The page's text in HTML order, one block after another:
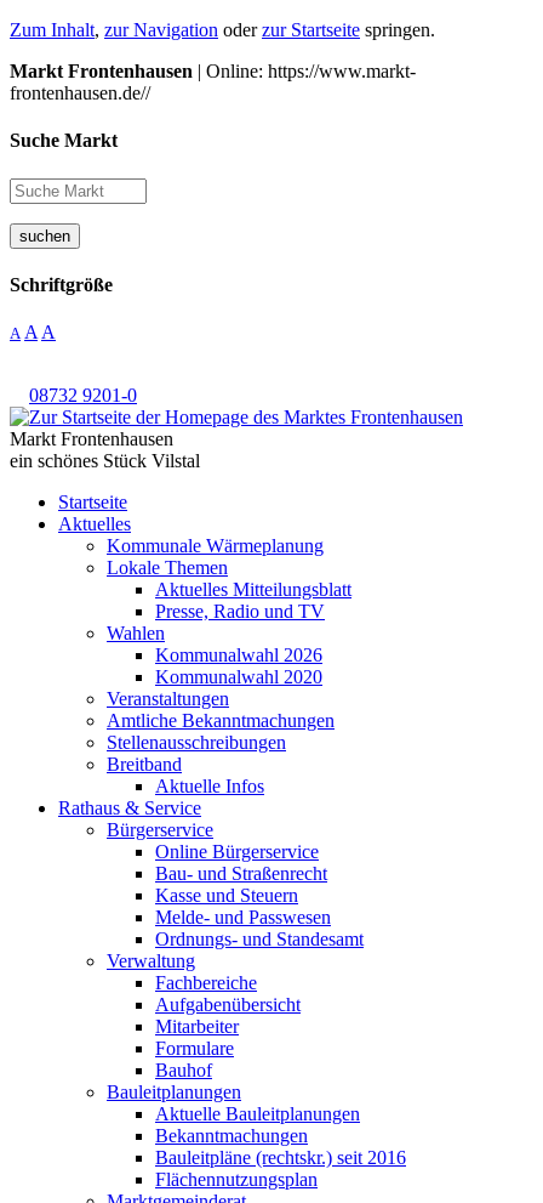
Zum Inhalt, zur Navigation oderzur Startseite springen.
Markt Frontenhausen | Online: https://www.markt-
frontenhausen.de//
Suche Markt
suchen
Schriftgröße
A A A
08732 9201-0
Markt Frontenhausen
ein schönes Stück Vilstal
Startseite
Aktuelles
Kommunale Wärmeplanung
Lokale Themen
Aktuelles Mitteilungsblatt
Presse, Radio und TV
Wahlen
Kommunalwahl 2026
Kommunalwahl 2020
Veranstaltungen
Amtliche Bekanntmachungen
Stellenausschreibungen
Breitband
Aktuelle Infos
Rathaus & Service
Bürgerservice
Online Bürgerservice
Bau- und Straßenrecht
Kasse und Steuern
Melde- und Passwesen
Ordnungs- und Standesamt
Verwaltung
Fachbereiche
Aufgabenübersicht
Mitarbeiter
Formulare
Bauhof
Bauleitplanungen
Aktuelle Bauleitplanungen
Bekanntmachungen
Bauleitpläne (rechtskr.) seit 2016
Flächennutzungsplan